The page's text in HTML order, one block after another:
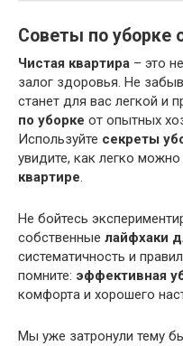
Советы по уборке
Чистая квартира – это
залог здоровья. Не
станет для вас легкой и
по уборке от опытных
Используйте секреты
увидите, как легко
квартире.
Не бойтесь
собственные лайфхаки
систематичность и
помните: эффективная
комфорта и хорошего
Мы уже затронули тему